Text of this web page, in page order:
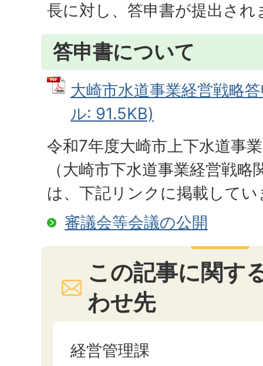
長に対し、答申書が提出され
答申書について
大崎市水道事業経営戦略
ル: 91.5KB)
令和7年度大崎市上下水道事
（大崎市下水道事業経営戦
は、下記リンクに掲載してい
審議会等会議の公開
この記事に関す
わせ先
経営管理課